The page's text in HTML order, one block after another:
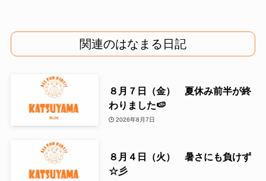
関連のはなまる日記
８月７日（金） 夏休み前半が終
わりました🍉
2026年8月7日
８月４日（火） 暑さにも負けず
☆彡